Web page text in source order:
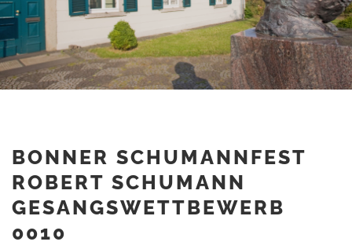
BONNER SCHUMANNFEST
ROBERT SCHUMANN
GESANGSWETTBEWERB
0010